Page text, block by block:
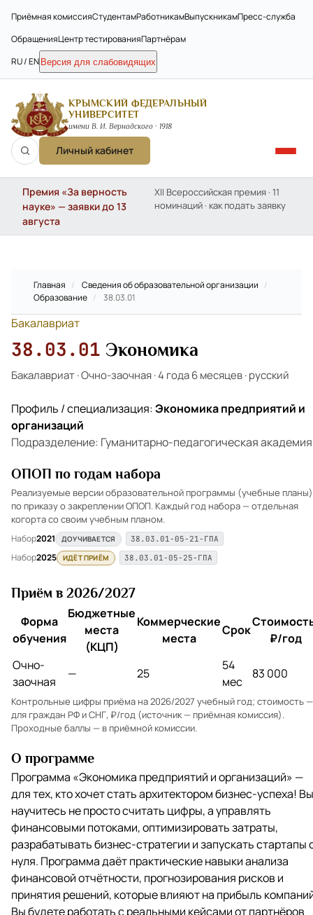
Приёмная комиссияСтудентамРаботникамВыпускникамПресс-служба
ОбращенияЦентр тестированияПартнёрам
RU / EN Версия для слабовидящих
КРЫМСКИЙ ФЕДЕРАЛЬНЫЙ
УНИВЕРСИТЕТ
имени В. И. Вернадского · 1918
Личный кабинет
Премия «За верность
науке» — заявки до 13
августа
XII Всероссийская премия · 11
номинаций · как подать заявку
Главная / Сведения об образовательной организации /
Образование / 38.03.01
Бакалавриат
38.03.01 Экономика
Бакалавриат·Очно-заочная·4 года 6 месяцев·русский
Профиль / специализация:Экономика предприятий и
организаций
Подразделение: Гуманитарно-педагогическая академия
ОПОП по годам набора
Реализуемые версии образовательной программы (учебные планы)
по приказу о закреплении ОПОП. Каждый год набора — отдельная
когорта со своим учебным планом.
Набор2021 ДОУЧИВАЕТСЯ 38.03.01-05-21-ГПА
Набор2025 ИДЁТ ПРИЁМ 38.03.01-05-25-ГПА
Приём в 2026/2027
Форма
обучения
Бюджетные
места
(КЦП)
Коммерческие
места
Срок
₽/год
Очно-
заочная
— 25
54
мес
83 000
Контрольные цифры приёма на 2026/2027 учебный год; стоимость —
для граждан РФ и СНГ, ₽/год (источник — приёмная комиссия).
Проходные баллы — в приёмной комиссии.
О программе
Программа «Экономика предприятий и организаций» —
для тех, кто хочет стать архитектором бизнес-успеха! Вы
научитесь не просто считать цифры, а управлять
финансовыми потоками, оптимизировать затраты,
разрабатывать бизнес-стратегии и запускать стартапы
нуля. Программа даёт практические навыки анализа
финансовой отчётности, прогнозирования рисков и
принятия решений, которые влияют на прибыль
Вы будете работать с реальными кейсами от партнёров